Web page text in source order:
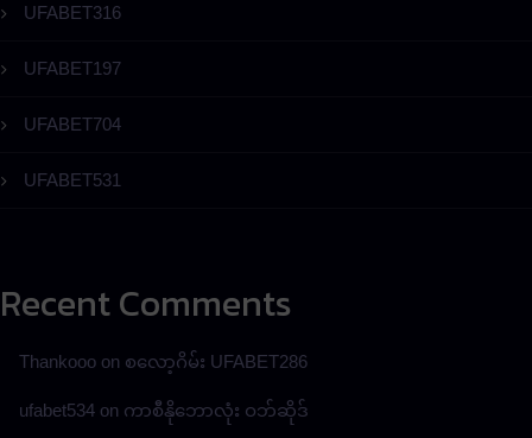
UFABET316
UFABET197
UFABET704
UFABET531
Recent Comments
Thankooo on စလော့ဂိမ်း UFABET286
ufabet534 on ကာစီနိုဘောလုံး ဝဘ်ဆိုဒ်